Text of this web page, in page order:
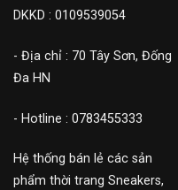
DKKD : 0109539054
- Địa chỉ : 70 Tây Sơn, Đống
Đa HN
- Hotline : 0783455333
Hệ thống bán lẻ các sản
phẩm thời trang Sneakers,